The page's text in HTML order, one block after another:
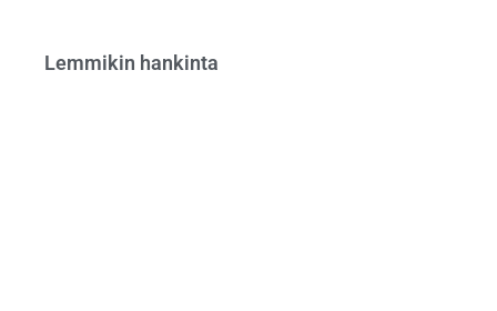
Lemmikin hankinta